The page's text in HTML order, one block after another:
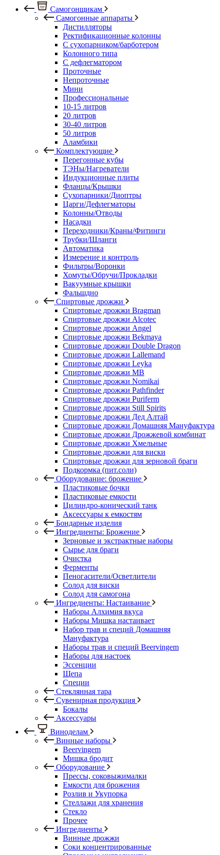
Самогонщикам
Самогонные аппараты
Дистилляторы
Ректификационные колонны
С сухопарником/барботером
Колонного типа
С дефлегматором
Проточные
Непроточные
Мини
Профессиональные
10-15 литров
20 литров
30-40 литров
50 литров
Аламбики
Комплектующие
Перегонные кубы
ТЭНы/Нагреватели
Индукционные плиты
Фланцы/Крышки
Сухопарники/Диоптры
Царги/Дефлегматоры
Колонны/Отводы
Насадки
Переходники/Краны/Фитинги
Трубки/Шланги
Автоматика
Измерение и контроль
Фильтры/Воронки
Хомуты/Обручи/Прокладки
Вакуумные крышки
Фальшдно
Спиртовые дрожжи
Спиртовые дрожжи Bragman
Спиртовые дрожжи Alcotec
Спиртовые дрожжи Angel
Спиртовые дрожжи Bekmaya
Спиртовые дрожжи Double Dragon
Спиртовые дрожжи Lallemand
Спиртовые дрожжи Leyka
Спиртовые дрожжи MB
Спиртовые дрожжи Nomikai
Спиртовые дрожжи Pathfinder
Спиртовые дрожжи Puriferm
Спиртовые дрожжи Still Spirits
Спиртовые дрожжи Дед Алтай
Спиртовые дрожжи Домашняя Мануфактура
Спиртовые дрожжи Дрожжевой комбинат
Спиртовые дрожжи Хмельные
Спиртовые дрожжи для виски
Спиртовые дрожжи для зерновой браги
Подкормка (пит.соли)
Оборудование: брожение
Пластиковые бочки
Пластиковые емкости
Цилиндро-конический танк
Аксессуары к емкостям
Бондарные изделия
Ингредиенты: Брожение
Зерновые и экстрактные наборы
Сырье для браги
Очистка
Ферменты
Пеногасители/Осветлители
Солод для виски
Солод для самогона
Ингредиенты: Настаивание
Наборы Алхимия вкуса
Наборы Мишка настаивает
Набор трав и специй Домашняя
Мануфактура
Наборы трав и специй Beervingem
Наборы для настоек
Эссенции
Щепа
Специи
Стеклянная тара
Сувенирная продукция
Бокалы
Аксессуары
Виноделам
Винные наборы
Beervingem
Мишка бродит
Оборудование
Прессы, соковыжималки
Емкости для брожения
Розлив и Укупорка
Стеллажи для хранения
Стекло
Прочее
Ингредиенты
Винные дрожжи
Соки концентрированные